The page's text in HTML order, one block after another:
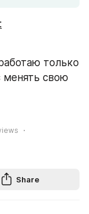
только
менять свою
Share